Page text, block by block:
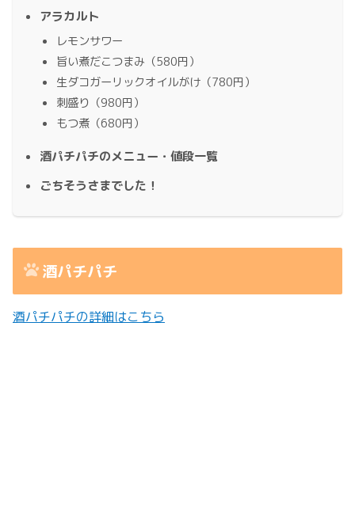
アラカルト
レモンサワー
旨い煮だこつまみ（580円）
生ダコガーリックオイルがけ（780円）
刺盛り（980円）
もつ煮（680円）
酒パチパチのメニュー・値段一覧
ごちそうさまでした！
酒パチパチ
酒パチパチの詳細はこちら